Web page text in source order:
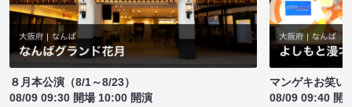
８月本公演（8/1～8/23）
08/09 09:30 開場 10:00 開演
マンゲキお笑い
08/09 09:40 開